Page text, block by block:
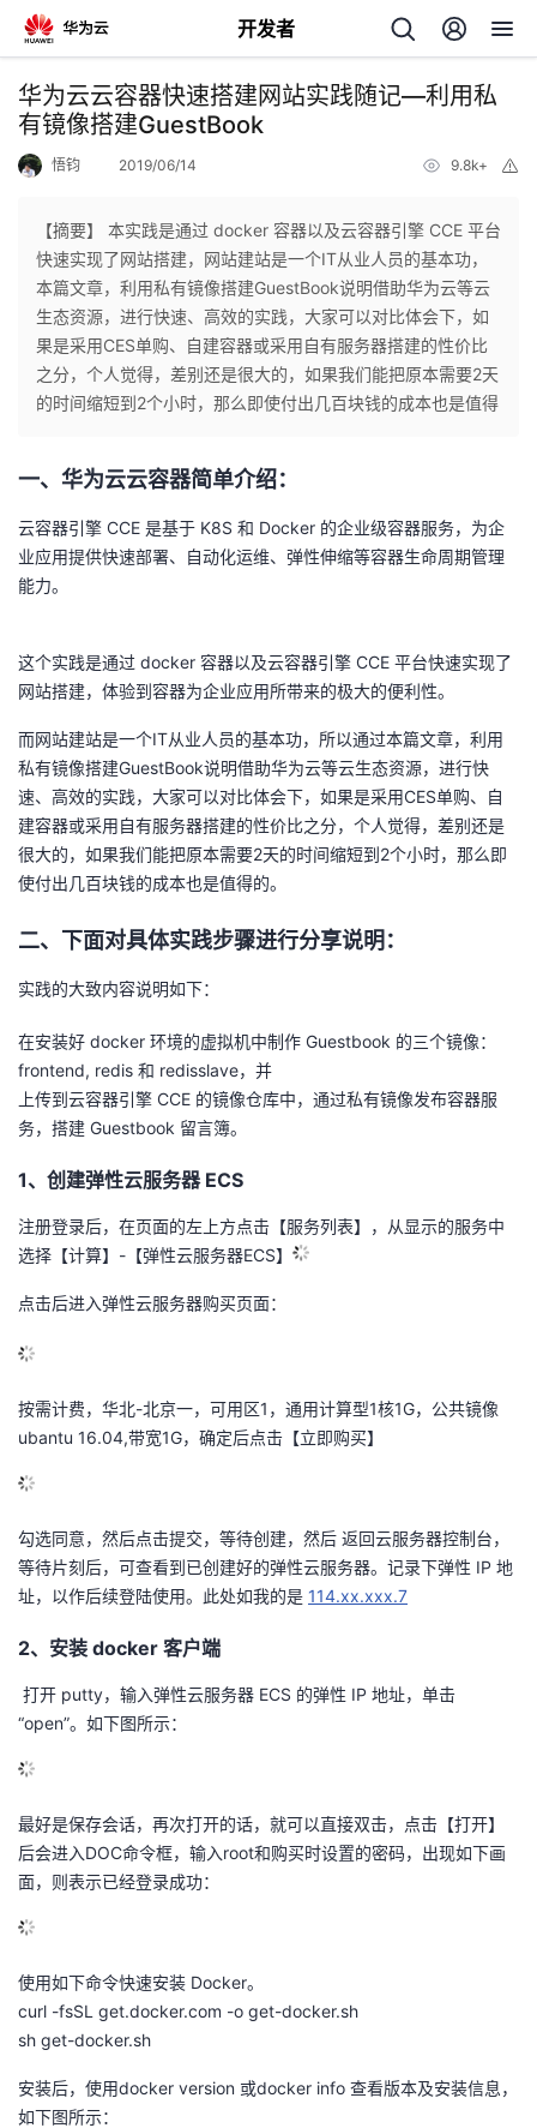
开发者
返
回
个
人
主
我
的
发
者
的
博
客
我
的
论
坛
我
的
圈
子
我
的
直
播
我
的
活
动
我
的
关
注
我
开
发
学
堂
的
课
程
我
的
认
证
我
的
实
验
我
的
收
的
Programs
我
的
持
我
的
技
支
持
我
的
声
建
议
华为云云容器快速搭建网站实践随记—利用私
有镜像搭建GuestBook
悟钧 2019/06/14 9.8k+
【摘要】 本实践是通过 docker 容器以及云容器引擎 CCE 平台
快速实现了网站搭建，网站建站是一个IT从业人员的基本功，
本篇文章，利用私有镜像搭建GuestBook说明借助华为云等云
生态资源，进行快速、高效的实践，大家可以对比体会下，如
果是采用CES单购、自建容器或采用自有服务器搭建的性价比
之分，个人觉得，差别还是很大的，如果我们能把原本需要2天
的时间缩短到2个小时，那么即使付出几百块钱的成本也是值得
一、华为云云容器简单介绍：
云容器引擎 CCE 是基于 K8S 和 Docker 的企业级容器服务，为企
业应用提供快速部署、自动化运维、弹性伸缩等容器生命周期管理
能力。
这个实践是通过 docker 容器以及云容器引擎 CCE 平台快速实现了
网站搭建，体验到容器为企业应用所带来的极大的便利性。
而网站建站是一个IT从业人员的基本功，所以通过本篇文章，利用
私有镜像搭建GuestBook说明借助华为云等云生态资源，进行快
速、高效的实践，大家可以对比体会下，如果是采用CES单购、自
建容器或采用自有服务器搭建的性价比之分，个人觉得，差别还是
很大的，如果我们能把原本需要2天的时间缩短到2个小时，那么即
使付出几百块钱的成本也是值得的。
二、下面对具体实践步骤进行分享说明：
实践的大致内容说明如下：
在安装好 docker 环境的虚拟机中制作 Guestbook 的三个镜像：
frontend, redis 和 redisslave，并
上传到云容器引擎 CCE 的镜像仓库中，通过私有镜像发布容器服
务，搭建 Guestbook 留言簿。
1、创建弹性云服务器 ECS
注册登录后，在页面的左上方点击【服务列表】，从显示的服务中
选择【计算】-【弹性云服务器ECS】
点击后进入弹性云服务器购买页面：
按需计费，华北-北京一，可用区1，通用计算型1核1G，公共镜像
ubantu 16.04,带宽1G，确定后点击【立即购买】
勾选同意，然后点击提交，等待创建，然后 返回云服务器控制台，
等待片刻后，可查看到已创建好的弹性云服务器。记录下弹性 IP 地
址，以作后续登陆使用。此处如我的是 114.xx.xxx.7
2、安装 docker 客户端
打开 putty，输入弹性云服务器 ECS 的弹性 IP 地址，单击
“open”。如下图所示：
最好是保存会话，再次打开的话，就可以直接双击，点击【打开】
后会进入DOC命令框，输入root和购买时设置的密码，出现如下画
面，则表示已经登录成功：
使用如下命令快速安装 Docker。
curl -fsSL get.docker.com -o get-docker.sh
sh get-docker.sh
安装后，使用docker version 或docker info 查看版本及安装信息，
如下图所示：